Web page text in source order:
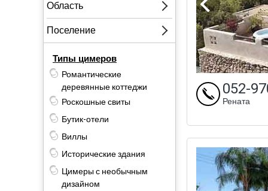
Типы цимеров
Романтические
деревянные коттеджи
Роскошные свиты
Бутик-отели
Виллы
Исторические здания
Цимеры с необычным
дизайном
052-
Рената